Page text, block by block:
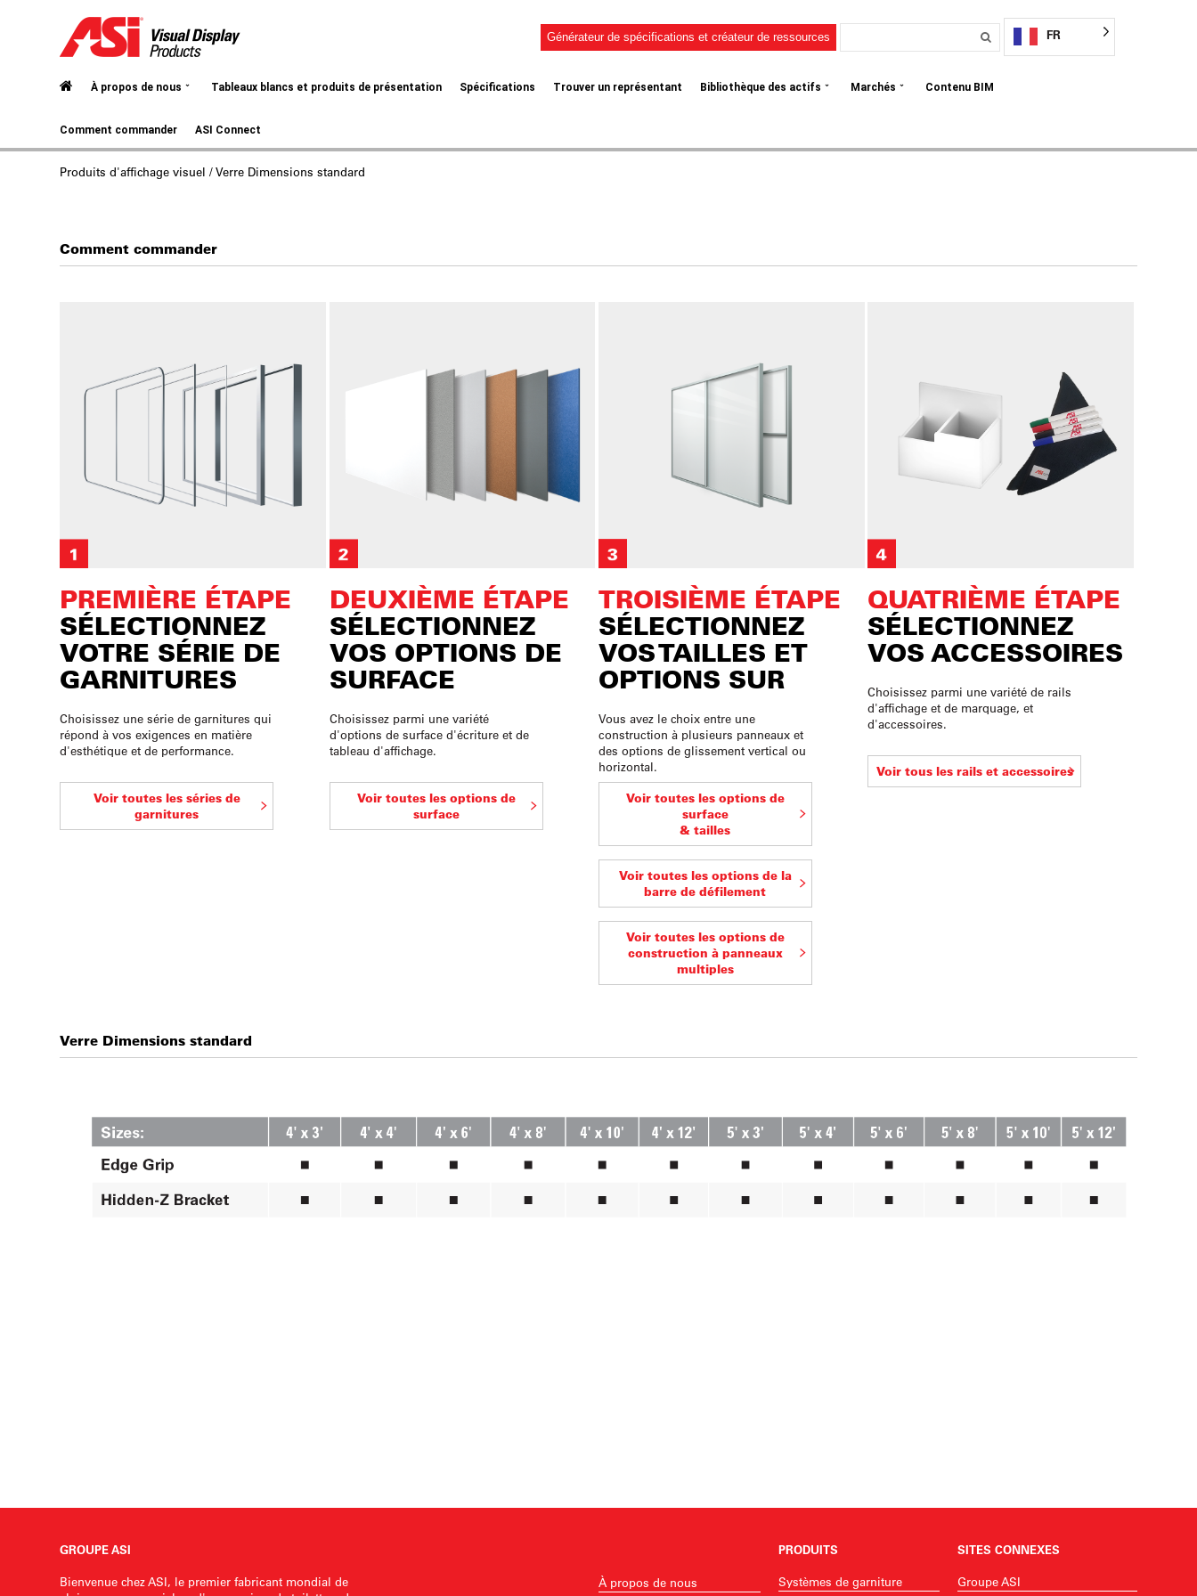
Générateur de spécifications et créateur de ressources FR
À propos de nous ⌄ Tableaux blancs et produits de présentation Spécifications Trouver un représentant Bibliothèque des actifs ⌄ Marchés ⌄ Contenu BIM
Comment commander ASI Connect
Produits d'affichage visuel / Verre Dimensions standard
Comment commander
PREMIÈRE ÉTAPE
SÉLECTIONNEZ
VOTRE SÉRIE DE
GARNITURES
Choisissez une série de garnitures qui
répond à vos exigences en matière
d'esthétique et de performance.
Voir toutes les séries de
garnitures
DEUXIÈME ÉTAPE
SÉLECTIONNEZ
VOS OPTIONS DE
SURFACE
Choisissez parmi une variété
d'options de surface d'écriture et de
tableau d'affichage.
Voir toutes les options de
surface
TROISIÈME ÉTAPE
SÉLECTIONNEZ
VOS TAILLES ET
OPTIONS SUR
Vous avez le choix entre une
construction à plusieurs panneaux et
des options de glissement vertical ou
horizontal.
Voir toutes les options de
surface
& tailles
Voir toutes les options de la
barre de défilement
Voir toutes les options de
construction à panneaux
multiples
QUATRIÈME ÉTAPE
SÉLECTIONNEZ
VOS ACCESSOIRES
Choisissez parmi une variété de rails
d'affichage et de marquage, et
d'accessoires.
Voir tous les rails et accessoires
Verre Dimensions standard
GROUPE ASI
Bienvenue chez ASI, le premier fabricant mondial de
À propos de nous
PRODUITS
Systèmes de garniture
SITES CONNEXES
Groupe ASI